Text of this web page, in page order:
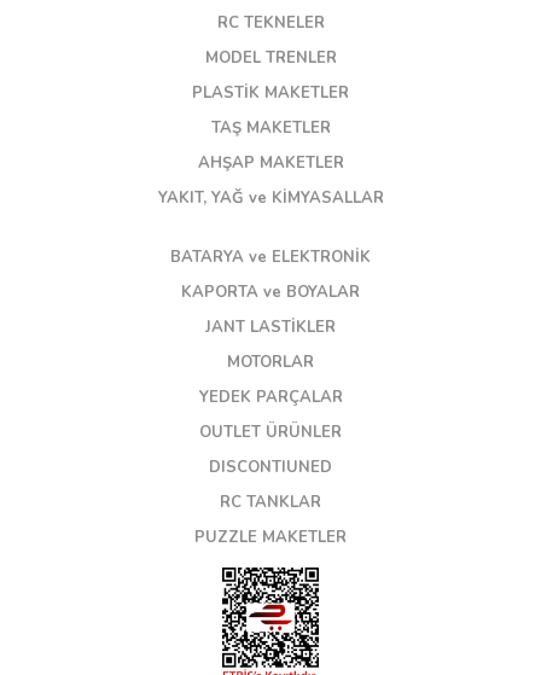
RC TEKNELER
MODEL TRENLER
PLASTİK MAKETLER
TAŞ MAKETLER
AHŞAP MAKETLER
YAKIT, YAĞ ve KİMYASALLAR
BATARYA ve ELEKTRONİK
KAPORTA ve BOYALAR
JANT LASTİKLER
MOTORLAR
YEDEK PARÇALAR
OUTLET ÜRÜNLER
DISCONTIUNED
RC TANKLAR
PUZZLE MAKETLER